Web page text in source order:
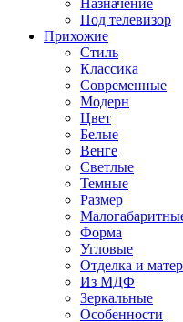
Назначение
Под телевизор
Прихожие
Стиль
Классика
Современные
Модерн
Цвет
Белые
Венге
Светлые
Темные
Размер
Форма
Угловые
Отделка и
Из МДФ
Зеркальные
Особенности